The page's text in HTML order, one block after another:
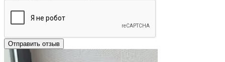
Отправить отзыв